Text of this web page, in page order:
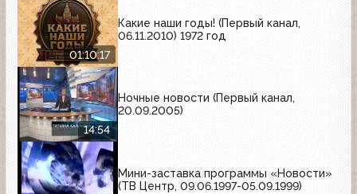
01:10:17
Какие наши годы! (Первый канал,
06.11.2010) 1972 год
14:54
Ночные новости (Первый канал,
20.09.2005)
Мини-заставка программы «Новости»
(ТВ Центр, 09.06.1997-05.09.1999)